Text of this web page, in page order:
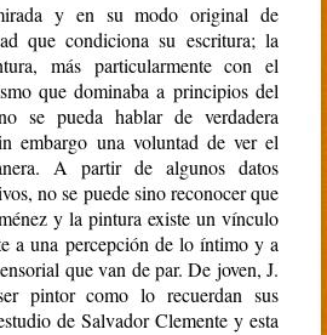
y en su modo original de
que condiciona su escritura; la
más particularmente con el
que dominaba a principios del
se pueda hablar de verdadera
embargo una voluntad de ver el
A partir de algunos datos
no se puede sino reconocer que
y la pintura existe un vínculo
a una percepción de lo íntimo y a
que van de par. De joven, J.
pintor como lo recuerdan sus
de Salvador Clemente y esta